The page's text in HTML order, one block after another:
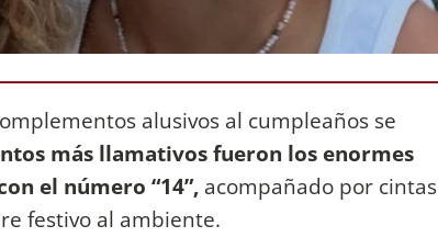
alusivos al cumpleaños se
más llamativos fueron los enormes
el número “14”, acompañado por cintas
festivo al ambiente.